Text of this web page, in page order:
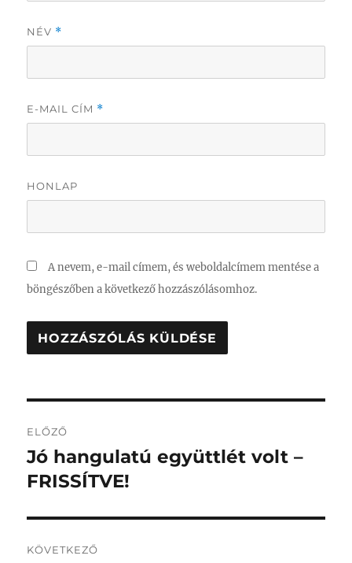
NÉV *
E-MAIL CÍM *
HONLAP
A nevem, e-mail címem, és weboldalcímem mentése a
böngészőben a következő hozzászólásomhoz.
navigáció
ELŐZŐ
Korábbi
bejegyzés:
Jó hangulatú együttlét volt –
FRISSÍTVE!
KÖVETKEZŐ